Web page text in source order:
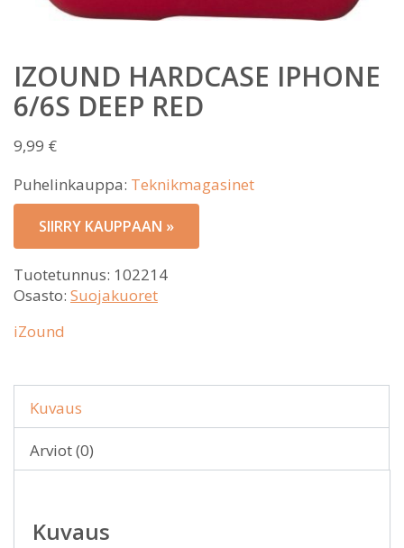
IZOUND HARDCASE IPHONE
6/6S DEEP RED
9,99 €
Puhelinkauppa: Teknikmagasinet
SIIRRY KAUPPAAN »
Tuotetunnus: 102214
Osasto: Suojakuoret
iZound
Kuvaus
Arviot (0)
Kuvaus